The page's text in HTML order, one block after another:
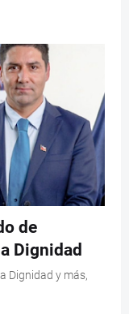
de
Dignidad
Dignidad y más,